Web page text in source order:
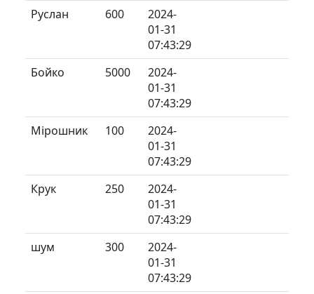
Руслан
600
2024-
01-31
07:43:29
Бойко
5000
2024-
01-31
07:43:29
Мірошник
100
2024-
01-31
07:43:29
Крук
250
2024-
01-31
07:43:29
шум
300
2024-
01-31
07:43:29